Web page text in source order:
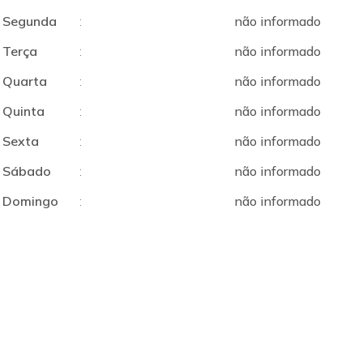
Segunda :
não informado
Terça
:
não informado
Quarta
:
não informado
Quinta
:
não informado
Sexta
:
não informado
Sábado
:
não informado
Domingo
: não informado